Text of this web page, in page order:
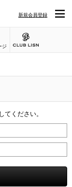
新規会員登録
ジ
てください。